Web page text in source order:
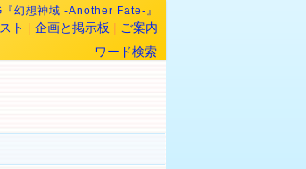
幻想神域 -Another Fate-』
ト | 企画と掲示板 | ご案内
ワード検索